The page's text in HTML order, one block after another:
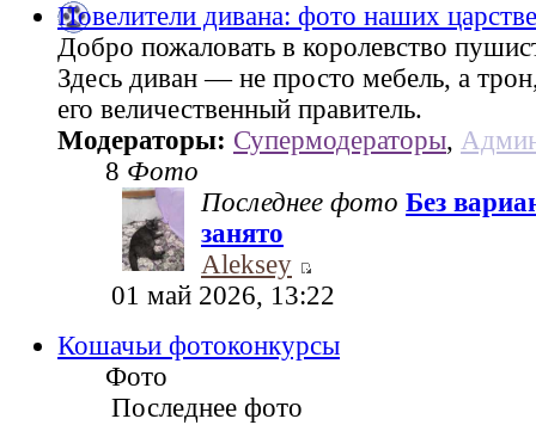
Повелители дивана: фото наших
Добро пожаловать в королевство
Здесь диван — не просто мебель, а
его величественный правитель.
Модераторы: Супермодераторы,
8 Фото
Последнее фото Без
занято
Aleksey
01 май 2026, 13:22
Кошачьи фотоконкурсы
Фото
Последнее фото